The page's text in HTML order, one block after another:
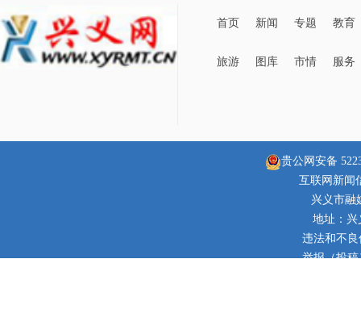
首页 新闻 专题 教育
旅游 图库 市情 服务
贵公网安备
互联网新闻
兴义市融
地址：兴
违法和不良
举报（投稿